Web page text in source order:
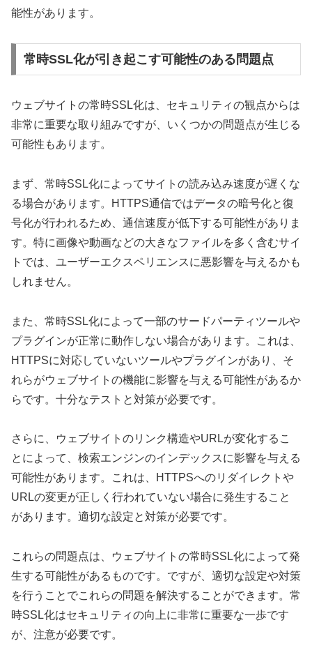
能性があります。
常時SSL化が引き起こす可能性のある問題点
ウェブサイトの常時SSL化は、セキュリティの観点からは
非常に重要な取り組みですが、いくつかの問題点が生じる
可能性もあります。
まず、常時SSL化によってサイトの読み込み速度が遅くな
る場合があります。HTTPS通信ではデータの暗号化と復
号化が行われるため、通信速度が低下する可能性がありま
す。特に画像や動画などの大きなファイルを多く含むサイ
トでは、ユーザーエクスペリエンスに悪影響を与えるかも
しれません。
また、常時SSL化によって一部のサードパーティツールや
プラグインが正常に動作しない場合があります。これは、
HTTPSに対応していないツールやプラグインがあり、そ
れらがウェブサイトの機能に影響を与える可能性があるか
らです。十分なテストと対策が必要です。
さらに、ウェブサイトのリンク構造やURLが変化するこ
とによって、検索エンジンのインデックスに影響を与える
可能性があります。これは、HTTPSへのリダイレクトや
URLの変更が正しく行われていない場合に発生すること
があります。適切な設定と対策が必要です。
これらの問題点は、ウェブサイトの常時SSL化によって発
生する可能性があるものです。ですが、適切な設定や対策
を行うことでこれらの問題を解決することができます。常
時SSL化はセキュリティの向上に非常に重要な一歩です
が、注意が必要です。